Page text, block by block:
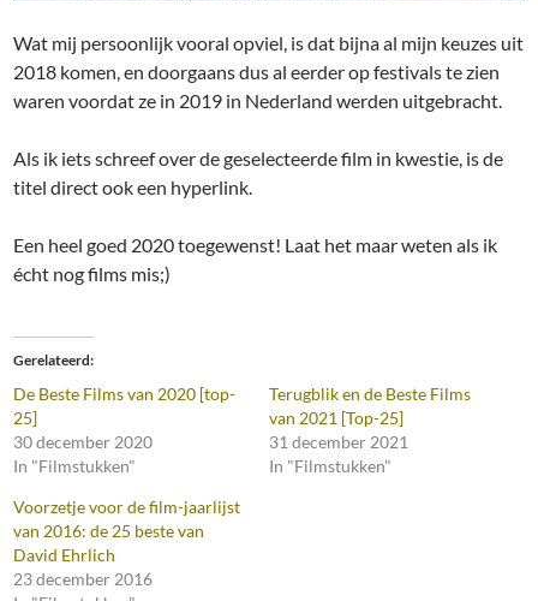
Wat mij persoonlijk vooral opviel, is dat bijna al mijn keuzes uit
2018 komen, en doorgaans dus al eerder op festivals te zien
waren voordat ze in 2019 in Nederland werden uitgebracht.
Als ik iets schreef over de geselecteerde film in kwestie, is de
titel direct ook een hyperlink.
Een heel goed 2020 toegewenst! Laat het maar weten als ik
écht nog films mis;)
Gerelateerd
De Beste Films van 2020 [top-
25]
30 december 2020
In "Filmstukken"
Terugblik en de Beste Films
van 2021 [Top-25]
31 december 2021
In "Filmstukken"
Voorzetje voor de film-jaarlijst
van 2016: de 25 beste van
David Ehrlich
23 december 2016